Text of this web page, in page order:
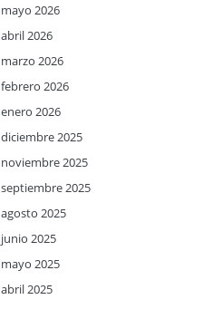
mayo 2026
abril 2026
marzo 2026
febrero 2026
enero 2026
diciembre 2025
noviembre 2025
septiembre 2025
agosto 2025
junio 2025
mayo 2025
abril 2025